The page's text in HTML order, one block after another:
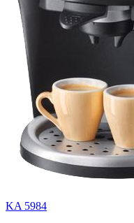
KA 5984